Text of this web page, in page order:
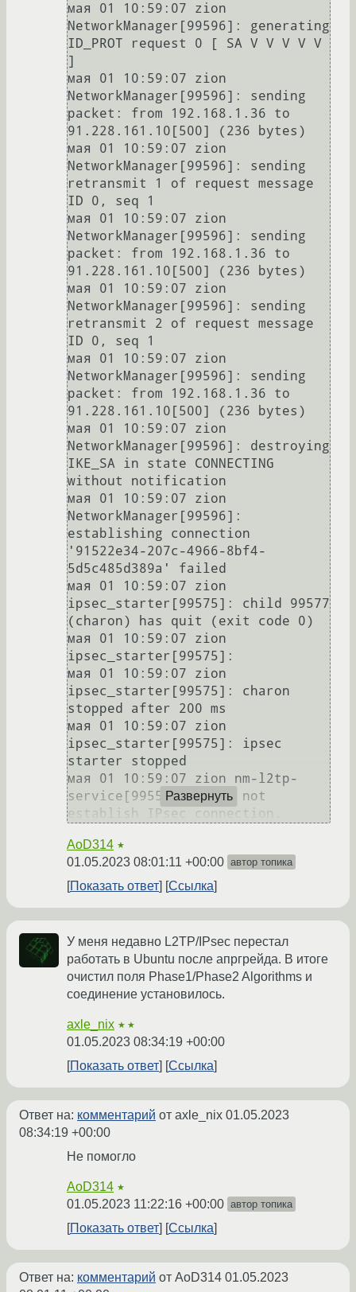
мая 01 10:59:07 zion
NetworkManager[99596]: generating
ID_PROT request 0 [ SA V V V V V
]
мая 01 10:59:07 zion
NetworkManager[99596]: sending
packet: from 192.168.1.36 to
91.228.161.10[500] (236 bytes)
мая 01 10:59:07 zion
NetworkManager[99596]: sending
retransmit 1 of request message
ID 0, seq 1
мая 01 10:59:07 zion
NetworkManager[99596]: sending
packet: from 192.168.1.36 to
91.228.161.10[500] (236 bytes)
мая 01 10:59:07 zion
NetworkManager[99596]: sending
retransmit 2 of request message
ID 0, seq 1
мая 01 10:59:07 zion
NetworkManager[99596]: sending
packet: from 192.168.1.36 to
91.228.161.10[500] (236 bytes)
мая 01 10:59:07 zion
NetworkManager[99596]: destroying
IKE_SA in state CONNECTING
without notification
мая 01 10:59:07 zion
NetworkManager[99596]:
establishing connection
'91522e34-207c-4966-8bf4-
5d5c485d389a' failed
мая 01 10:59:07 zion
ipsec_starter[99575]: child 99577
(charon) has quit (exit code 0)
мая 01 10:59:07 zion
ipsec_starter[99575]:
мая 01 10:59:07 zion
ipsec_starter[99575]: charon
stopped after 200 ms
мая 01 10:59:07 zion
ipsec_starter[99575]: ipsec
starter stopped
мая 01 10:59:07 zion nm-l2tp-
service[99556]: Could not
Развернуть
AoD314 ★
01.05.2023 08:01:11 +00:00 автор топика
Показать ответ Ссылка
У меня недавно L2TP/IPsec перестал
работать в Ubuntu после апргрейда. В итоге
очистил поля Phase1/Phase2 Algorithms и
соединение установилось.
axle_nix ★★
01.05.2023 08:34:19 +00:00
Показать ответ
Ссылка
Ответ на: комментарий от axle_nix 01.05.2023
08:34:19 +00:00
Не помогло
AoD314 ★
01.05.2023 11:22:16 +00:00 автор топика
Показать ответ Ссылка
Ответ на: комментарий от AoD314 01.05.2023